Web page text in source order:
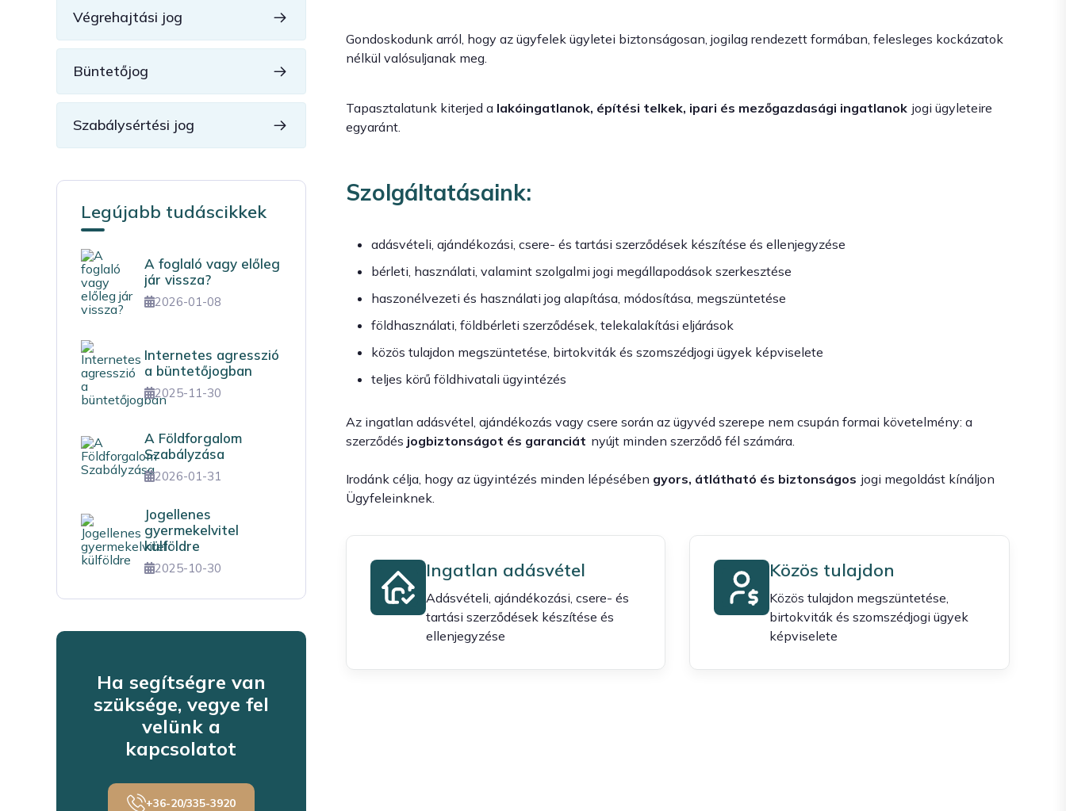
Gondoskodunk arról, hogy az ügyfelek ügyletei biztonságosan, jogilag rendezett formában, felesleges kockázatok
nélkül valósuljanak meg.
Tapasztalatunk kiterjed a lakóingatlanok, építési telkek, ipari és mezőgazdasági ingatlanok jogi ügyleteire
egyaránt.
Szolgáltatásaink:
adásvételi, ajándékozási, csere- és tartási szerződések készítése és ellenjegyzése
bérleti, használati, valamint szolgalmi jogi megállapodások szerkesztése
haszonélvezeti és használati jog alapítása, módosítása, megszüntetése
földhasználati, földbérleti szerződések, telekalakítási eljárások
közös tulajdon megszüntetése, birtokviták és szomszédjogi ügyek képviselete
teljes körű földhivatali ügyintézés
Az ingatlan adásvétel, ajándékozás vagy csere során az ügyvéd szerepe nem csupán formai követelmény: a
szerződés jogbiztonságot és garanciát nyújt minden szerződő fél számára.
Irodánk célja, hogy az ügyintézés minden lépésében gyors, átlátható és biztonságos jogi megoldást kínáljon
Ügyfeleinknek.
Ingatlan adásvétel
Adásvételi, ajándékozási, csere- és
tartási szerződések készítése és
ellenjegyzése
Közös tulajdon
Közös tulajdon megszüntetése,
birtokviták és szomszédjogi ügyek
képviselete
Végrehajtási jog
Büntetőjog
Szabálysértési jog
Legújabb tudáscikkek
A foglaló vagy előleg
jár vissza?
2026-01-08
Internetes agresszió
a büntetőjogban
2025-11-30
A Földforgalom
Szabályzása
2026-01-31
Jogellenes
gyermekelvitel
külföldre
2025-10-30
Ha segítségre van
szüksége, vegye fel
velünk a
kapcsolatot
+36-20/335-3920